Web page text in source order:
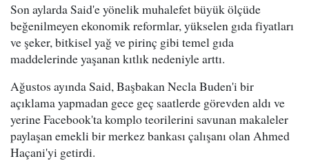
Son aylarda Said'e yönelik muhalefet büyük ölçüde
beğenilmeyen ekonomik reformlar, yükselen gıda fiyatları
ve şeker, bitkisel yağ ve pirinç gibi temel gıda
maddelerinde yaşanan kıtlık nedeniyle arttı.
Ağustos ayında Said, Başbakan Necla Buden'i bir
açıklama yapmadan gece geç saatlerde görevden aldı ve
yerine Facebook'ta komplo teorilerini savunan makaleler
paylaşan emekli bir merkez bankası çalışanı olan Ahmed
Haçani'yi getirdi.